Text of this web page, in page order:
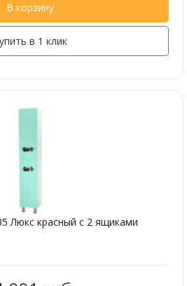
В корзину
в 1 клик
Люкс красный с 2 ящиками